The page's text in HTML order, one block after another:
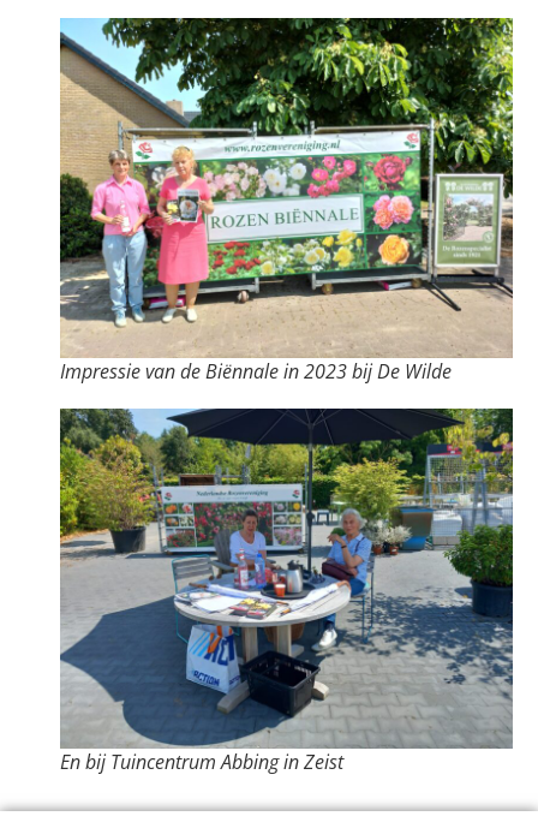
Impressie van de Biënnale in 2023 bij De Wilde
En bij Tuincentrum Abbing in Zeist